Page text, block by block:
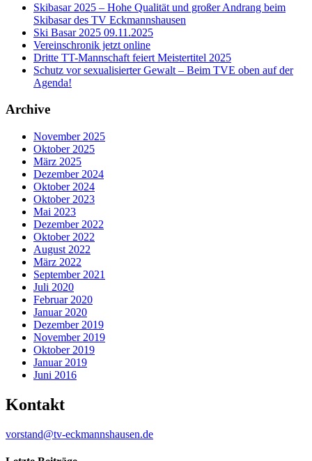
Skibasar 2025 – Hohe Qualität und großer Andrang beim
Skibasar des TV Eckmannshausen
Ski Basar 2025 09.11.2025
Vereinschronik jetzt online
Dritte TT-Mannschaft feiert Meistertitel 2025
Schutz vor sexualisierter Gewalt – Beim TVE oben auf der
Agenda!
Archive
November 2025
Oktober 2025
März 2025
Dezember 2024
Oktober 2024
Oktober 2023
Mai 2023
Dezember 2022
Oktober 2022
August 2022
März 2022
September 2021
Juli 2020
Februar 2020
Januar 2020
Dezember 2019
November 2019
Oktober 2019
Januar 2019
Juni 2016
Kontakt
vorstand@tv-eckmannshausen.de